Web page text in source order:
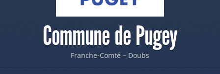
Commune de Pugey
Franche-Comté – Doubs